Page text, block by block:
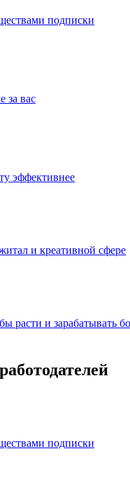
подписки
за вас
эффективнее
и креативной сфере
расти и зарабатывать
подписки